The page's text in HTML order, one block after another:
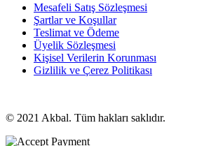
Mesafeli Satış Sözleşmesi
Şartlar ve Koşullar
Teslimat ve Ödeme
Üyelik Sözleşmesi
Kişisel Verilerin Korunması
Gizlilik ve Çerez Politikası
© 2021 Akbal. Tüm hakları saklıdır.